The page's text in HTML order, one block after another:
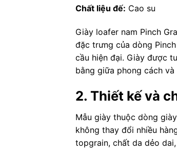
Chất liệu đế: Cao su
Giày loafer nam Pinch
đặc trưng của dòng
cầu hiện đại. Giày được
bằng giữa phong cách và
2. Thiết kế và
Mẫu giày thuộc dòng
không thay đổi nhiều
topgrain, chất da dẻo